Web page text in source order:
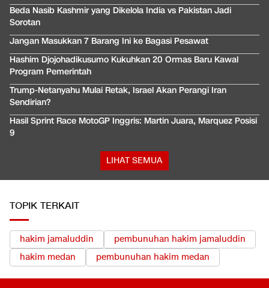
Beda Nasib Kashmir yang Dikelola India vs Pakistan Jadi
Sorotan
Jangan Masukkan 7 Barang Ini ke Bagasi Pesawat
Hashim Djojohadikusumo Kukuhkan 20 Ormas Baru Kawal
Program Pemerintah
Trump-Netanyahu Mulai Retak, Israel Akan Perangi Iran
Sendirian?
Hasil Sprint Race MotoGP Inggris: Martin Juara, Marquez Posisi
9
LIHAT SEMUA
TOPIK TERKAIT
hakim jamaluddin
pembunuhan hakim jamaluddin
hakim medan
pembunuhan hakim medan